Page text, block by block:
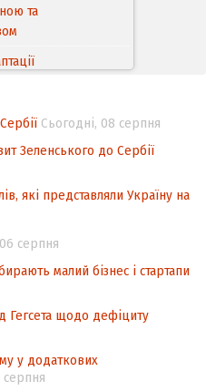
та
до
аспекти прав
(TRIPS) у
щодо
повторного
суспільства
Сьогодні, 08 серпня
Зеленського до Сербії
які представляли Україну на
06 серпня
малий бізнес і стартапи
Гегсета щодо дефіциту
у додаткових
серпня